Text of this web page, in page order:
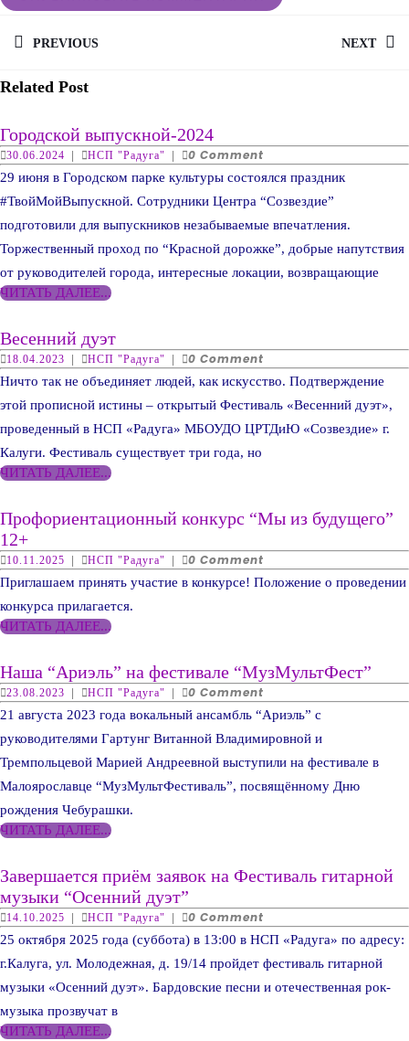
по
PREVIOUS
Previous
NEXT
Related Post
Городской выпускной-2024Городской
выпускной-2024
30.06.2024 30.06.2024
НСП "Радуга"НСП
"Радуга"
0 Comment
29 июня в Городском парке культуры состоялся праздник
#ТвойМойВыпускной. Сотрудники Центра “Созвездие”
подготовили для выпускников незабываемые впечатления.
Торжественный проход по “Красной дорожке”, добрые напутствия
от руководителей города, интересные локации, возвращающие
ЧИТАТЬ ДАЛЕЕ...ЧИТАТЬ
Весенний дуэтВесенний
дуэт
18.04.2023 18.04.2023
НСП "Радуга"НСП
"Радуга"
0 Comment
Ничто так не объединяет людей, как искусство. Подтверждение
этой прописной истины – открытый Фестиваль «Весенний дуэт»,
проведенный в НСП «Радуга» МБОУДО ЦРТДиЮ «Созвездие» г.
Калуги. Фестиваль существует три года, но
ЧИТАТЬ ДАЛЕЕ...ЧИТАТЬ
Профориентационный конкурс “Мы из будущего”
12+Профориентационный
конкурс
“Мы
из
будущего”
10.11.2025 10.11.2025
НСП "Радуга"НСП
"Радуга"
0 Comment
Приглашаем принять участие в конкурсе! Положение о проведении
конкурса прилагается.
ЧИТАТЬ ДАЛЕЕ...ЧИТАТЬ
Наша “Ариэль” на фестивале “МузМультФест”
23.08.2023 23.08.2023
НСП "Радуга"НСП
"Радуга"
0 Comment
21 августа 2023 года вокальный ансамбль “Ариэль” с
руководителями Гартунг Витанной Владимировной и
Тремпольцевой Марией Андреевной выступили на фестивале в
Малоярославце “МузМультФестиваль”, посвящённому Дню
рождения Чебурашки.
ЧИТАТЬ ДАЛЕЕ...ЧИТАТЬ
Завершается приём заявок на Фестиваль гитарной
музыки “Осенний дуэт”
приём
заявок
на
14.10.2025 14.10.2025
НСП "Радуга"НСП
"Радуга"
0 Comment
25 октября 2025 года (суббота) в 13:00 в НСП «Радуга» по адресу:
г.Калуга, ул. Молодежная, д. 19/14 пройдет фестиваль гитарной
музыки «Осенний дуэт». Бардовские песни и отечественная рок-
музыка прозвучат в
ЧИТАТЬ ДАЛЕЕ...ЧИТАТЬ